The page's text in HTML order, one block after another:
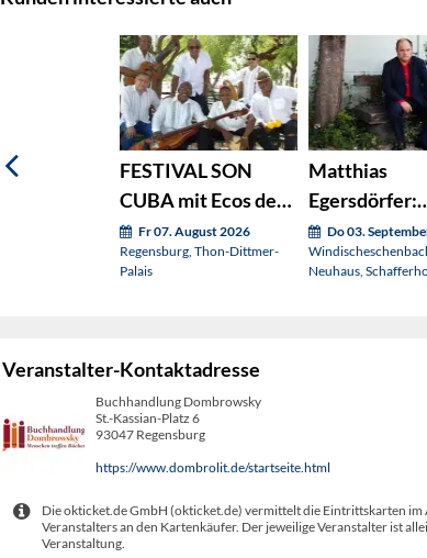
FESTIVAL SON
CUBA mit Ecos de
Siboney
Fr 07. August 2026
Regensburg, Thon-Dittmer-
Palais
Matthias
Egersdörfer:
langsam
Do 03.
Neuhaus,
Veranstalter-Kontaktadresse
Buchhandlung Dombrowsky
St.-Kassian-Platz 6
93047 Regensburg
https://www.dombrolit.de/startseite.html
Die okticket.de GmbH (okticket.de) vermittelt die Eintrittskarten
Veranstalters an den Kartenkäufer. Der jeweilige Veranstalter ist
Veranstaltung.